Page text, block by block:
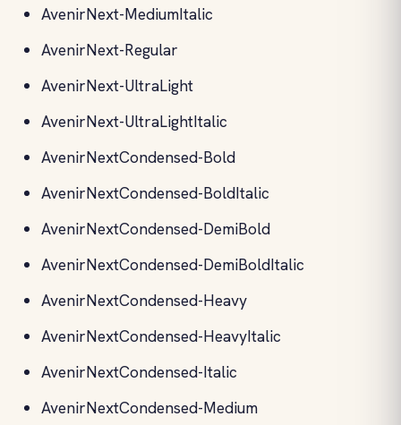
AvenirNext-MediumItalic
AvenirNext-Regular
AvenirNext-UltraLight
AvenirNext-UltraLightItalic
AvenirNextCondensed-Bold
AvenirNextCondensed-BoldItalic
AvenirNextCondensed-DemiBold
AvenirNextCondensed-DemiBoldItalic
AvenirNextCondensed-Heavy
AvenirNextCondensed-HeavyItalic
AvenirNextCondensed-Italic
AvenirNextCondensed-Medium